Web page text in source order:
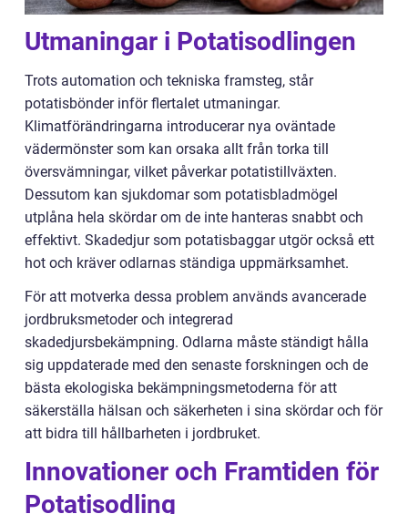
Utmaningar i Potatisodlingen
Trots automation och tekniska framsteg, står
potatisbönder inför flertalet utmaningar.
Klimatförändringarna introducerar nya oväntade
vädermönster som kan orsaka allt från torka till
översvämningar, vilket påverkar potatistillväxten.
Dessutom kan sjukdomar som potatisbladmögel
utplåna hela skördar om de inte hanteras snabbt och
effektivt. Skadedjur som potatisbaggar utgör också ett
hot och kräver odlarnas ständiga uppmärksamhet.
För att motverka dessa problem används avancerade
jordbruksmetoder och integrerad
skadedjursbekämpning. Odlarna måste ständigt hålla
sig uppdaterade med den senaste forskningen och de
bästa ekologiska bekämpningsmetoderna för att
säkerställa hälsan och säkerheten i sina skördar och för
att bidra till hållbarheten i jordbruket.
Innovationer och Framtiden för
Potatisodling